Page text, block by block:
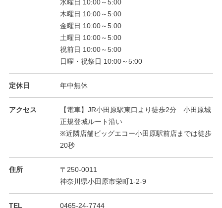
水曜日 10:00～5:00
木曜日 10:00～5:00
金曜日 10:00～5:00
土曜日 10:00～5:00
祝前日 10:00～5:00
日曜・祝祭日 10:00～5:00
定休日 年中無休
アクセス
【電車】JR小田原駅東口より徒歩2分 小田原城
正規登城ルート沿い
※近隣店舗ビッグエコー小田原駅前店までは徒歩
20秒
住所
〒250-0011
神奈川県小田原市栄町1-2-9
TEL 0465-24-7744